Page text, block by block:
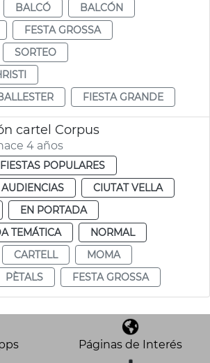
BALCÓ
BALCÓN
FESTA GROSSA
SORTEO
FIESTA GRANDE
cartel Corpus
4 años
POPULARES
CIUTAT VELLA
EN PORTADA
TEMÁTICA
NORMAL
CARTELL
MOMA
PÈTALS FESTA GROSSA
Páginas de Interés